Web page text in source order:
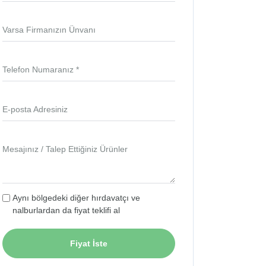
Varsa Firmanızın Ünvanı
Telefon Numaranız *
E-posta Adresiniz
Mesajınız / Talep Ettiğiniz Ürünler
Aynı bölgedeki diğer hırdavatçı ve
nalburlardan da fiyat teklifi al
Fiyat İste